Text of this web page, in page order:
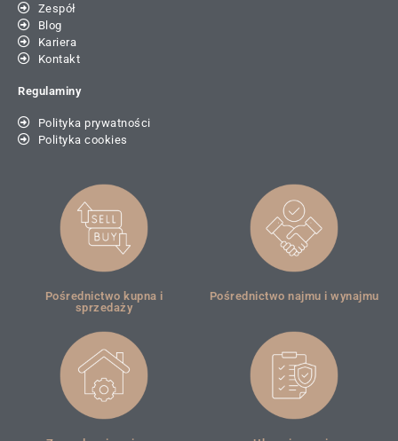
Zespół
Blog
Kariera
Kontakt
Regulaminy
Polityka prywatności
Polityka cookies
Pośrednictwo kupna i
sprzedaży
Pośrednictwo najmu i wynajmu